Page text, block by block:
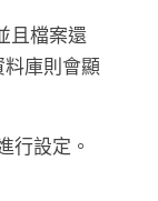
且檔案還
料庫則會顯
行設定。